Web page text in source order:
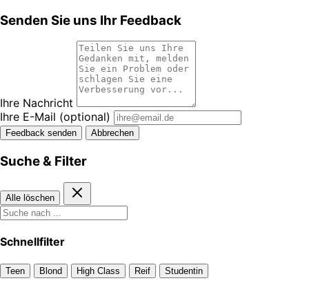
Senden Sie uns Ihr Feedback
Ihre Nachricht
Ihre E-Mail (optional)
Feedback senden Abbrechen
Suche & Filter
Alle löschen
Schnellfilter
Teen Blond High Class Reif Studentin